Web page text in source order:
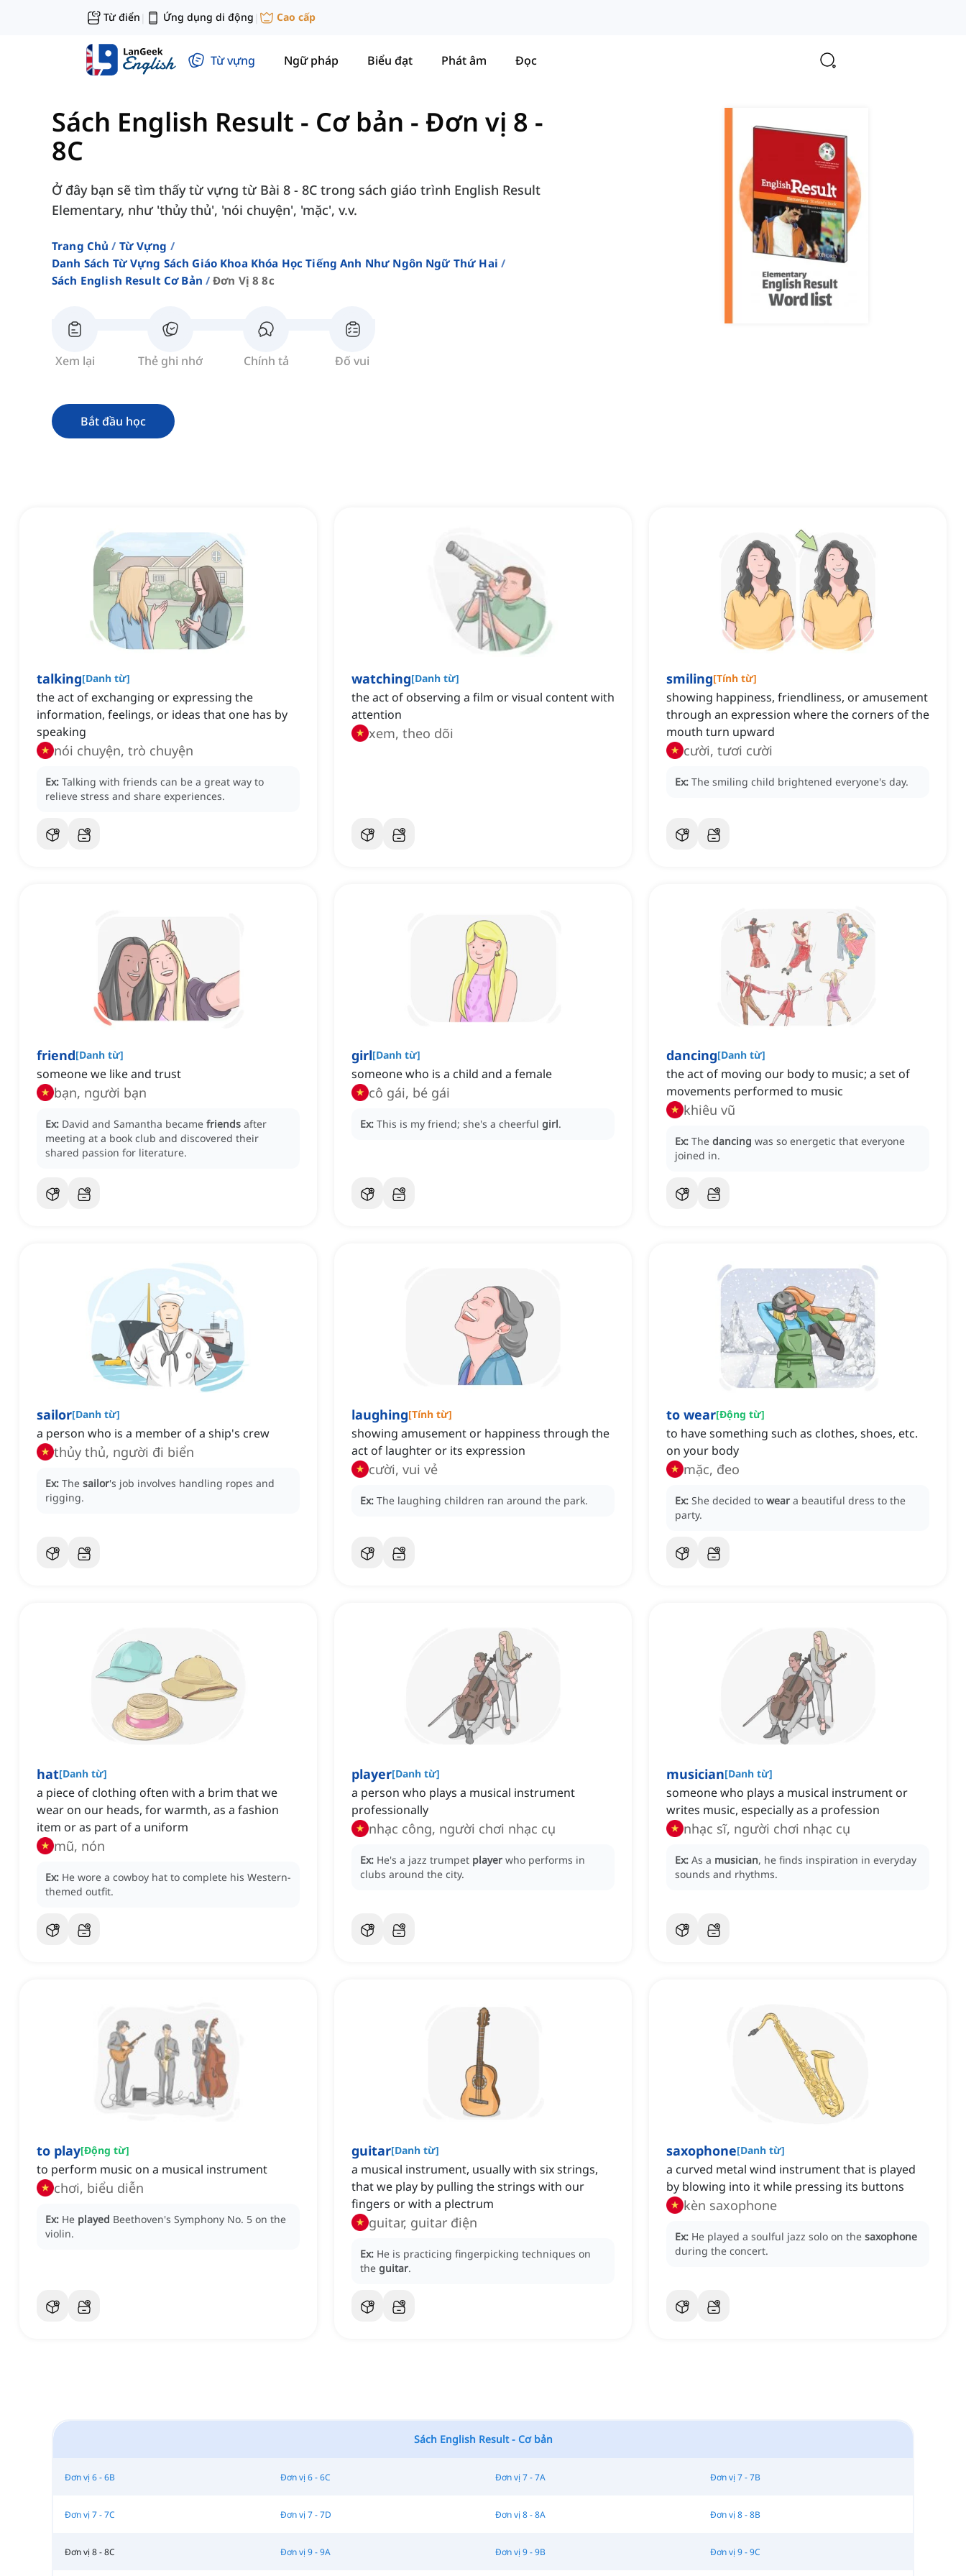
Từ điển | Ứng dụng di động | Cao cấp
Từ vựng Ngữ pháp Biểu đạt Phát âm Đọc
Sách English Result - Cơ bản - Đơn vị 8 -
8C
Ở đây bạn sẽ tìm thấy từ vựng từ Bài 8 - 8C trong sách giáo trình English Result
Elementary, như 'thủy thủ', 'nói chuyện', 'mặc', v.v.
Trang Chủ
Từ Vựng
Danh Sách Từ Vựng Sách Giáo Khoa Khóa Học Tiếng Anh Như Ngôn Ngữ Thứ Hai
Sách English Result Cơ Bản
Đơn Vị 8 8c
Xem lại Thẻ ghi nhớ Chính tả Đố vui
Bắt đầu học
talking[Danh từ]
the act of exchanging or expressing the
information, feelings, or ideas that one has by
speaking
nói chuyện, trò chuyện
Ex: Talking with friends can be a great way to
relieve stress and share experiences.
watching[Danh từ]
the act of observing a film or visual content with
attention
xem, theo dõi
smiling[Tính từ]
showing happiness, friendliness, or amusement
through an expression where the corners of the
mouth turn upward
cười, tươi cười
Ex: The smiling child brightened everyone's day.
friend[Danh từ]
someone we like and trust
bạn, người bạn
Ex: David and Samantha became friends after
meeting at a book club and discovered their
shared passion for literature.
girl[Danh từ]
someone who is a child and a female
cô gái, bé gái
Ex: This is my friend; she's a cheerful girl.
dancing[Danh từ]
‌the act of moving our body to music; a set of
movements performed to music
khiêu vũ
Ex: The dancing was so energetic that everyone
joined in.
sailor[Danh từ]
a person who is a member of a ship's crew
thủy thủ, người đi biển
Ex: The sailor's job involves handling ropes and
rigging.
laughing[Tính từ]
showing amusement or happiness through the
act of laughter or its expression
cười, vui vẻ
Ex: The laughing children ran around the park.
to wear[Động từ]
to have something such as clothes, shoes, etc.
on your body
mặc, đeo
Ex: She decided to wear a beautiful dress to the
party.
hat[Danh từ]
a piece of clothing often with a brim that we
wear on our heads, for warmth, as a fashion
item or as part of a uniform
mũ, nón
Ex: He wore a cowboy hat to complete his Western-
themed outfit.
player[Danh từ]
a person who plays a musical instrument
professionally
nhạc công, người chơi nhạc cụ
Ex: He's a jazz trumpet player who performs in
clubs around the city.
musician[Danh từ]
someone who plays a musical instrument or
writes music, especially as a profession
nhạc sĩ, người chơi nhạc cụ
Ex: As a musician, he finds inspiration in everyday
sounds and rhythms.
to play[Động từ]
to perform music on a musical instrument
chơi, biểu diễn
Ex: He played Beethoven's Symphony No. 5 on the
violin.
guitar[Danh từ]
a musical instrument, usually with six strings,
that we play by pulling the strings with our
fingers or with a plectrum
guitar, guitar điện
Ex: He is practicing fingerpicking techniques on
the guitar.
saxophone[Danh từ]
a curved metal wind instrument that is played
by blowing into it while pressing its buttons
kèn saxophone
Ex: He played a soulful jazz solo on the saxophone
during the concert.
Sách English Result - Cơ bản
Đơn vị 6 - 6B Đơn vị 6 - 6C Đơn vị 7 - 7A Đơn vị 7 - 7B
Đơn vị 7 - 7C Đơn vị 7 - 7D Đơn vị 8 - 8A Đơn vị 8 - 8B
Đơn vị 8 - 8C Đơn vị 9 - 9A Đơn vị 9 - 9B Đơn vị 9 - 9C